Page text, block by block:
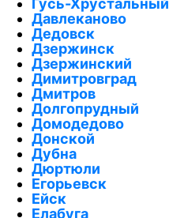
Давлеканово
Дедовск
Дзержинск
Дзержинский
Димитровград
Дмитров
Долгопрудный
Домодедово
Донской
Дубна
Дюртюли
Егорьевск
Ейск
Елабуга